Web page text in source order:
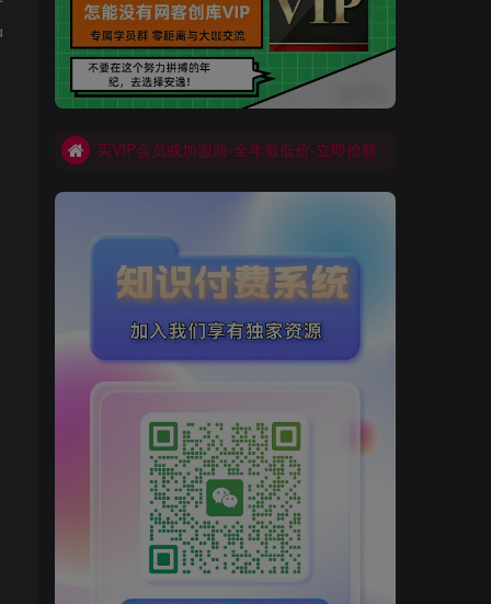
买VIP会员或加盟商-全年最低价-立即抢额
网创库-限时优惠 别错过!
买VIP会员或加盟商-全年最低价-立即抢额
网创库-限时优惠 别错过!